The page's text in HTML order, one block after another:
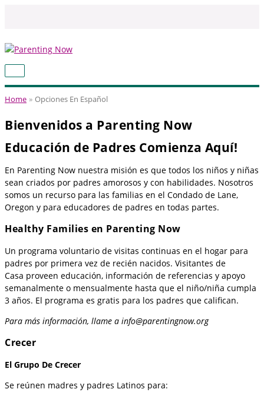
MAIN
Home Opciones En Español
Bienvenidos a Parenting Now
Educación de Padres Comienza Aquí!
En Parenting Now nuestra misión es que todos los niños y niñas
sean criados por padres amorosos y con habilidades. Nosotros
somos un recurso para las familias en el Condado de Lane,
Oregon y para educadores de padres en todas partes.
Healthy Families en Parenting Now
Un programa voluntario de visitas continuas en el hogar para
padres por primera vez de recién nacidos. Visitantes de
Casa proveen educación, información de referencias y apoyo
semanalmente o mensualmente hasta que el niño/niña cumpla
3 años. El programa es gratis para los padres que califican.
Para más información, llame a info@parentingnow.org
Crecer
El Grupo De Crecer
Se reúnen madres y padres Latinos para: